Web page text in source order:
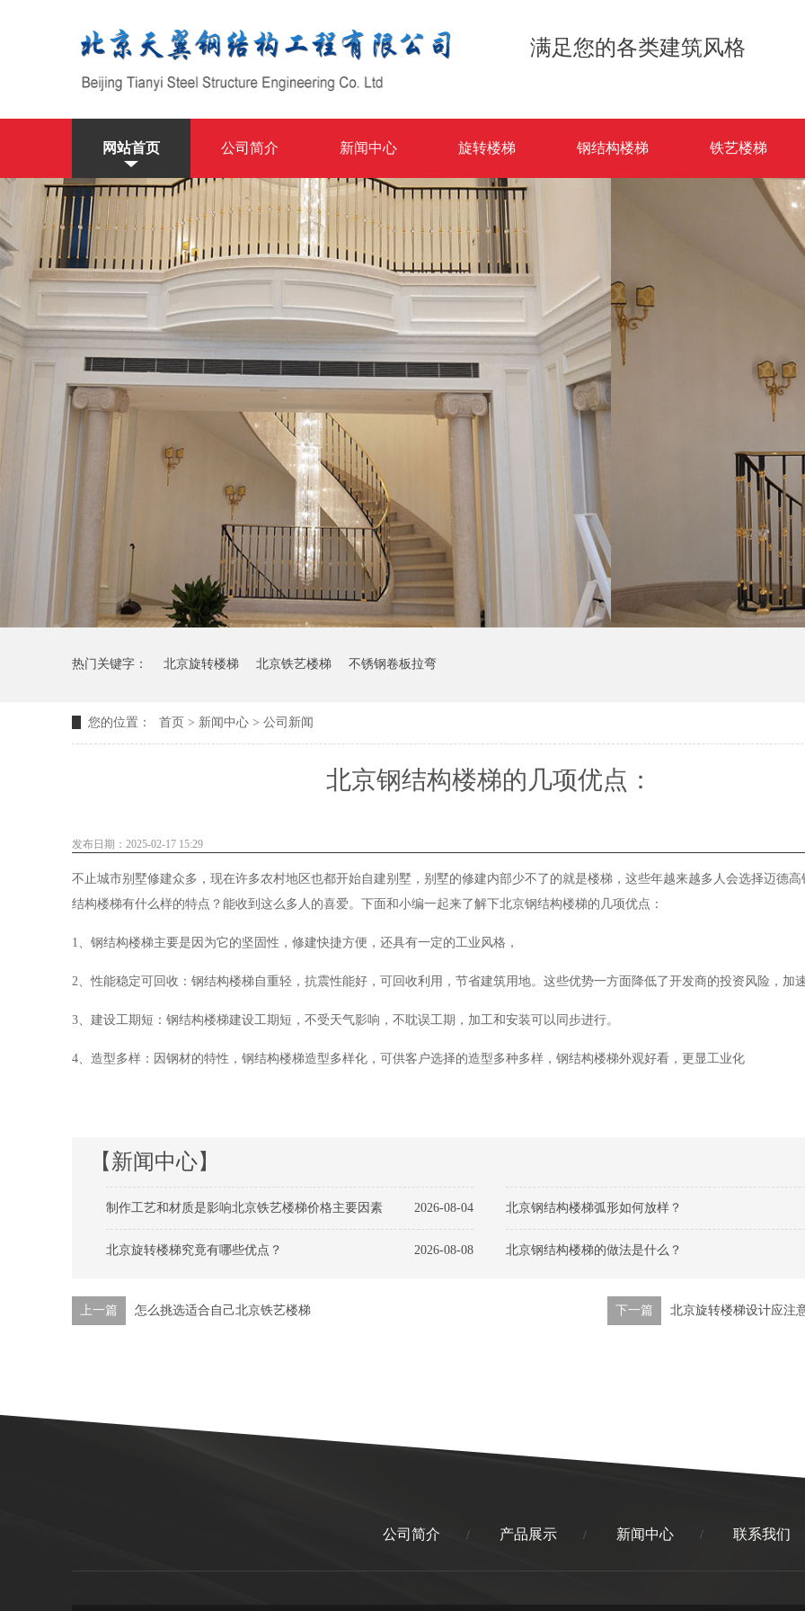
满足您的各类建筑风格
网站首页 公司简介 新闻中心 旋转楼梯 钢结构楼梯 铁艺楼梯
热门关键字： 北京旋转楼梯 北京铁艺楼梯 不锈钢卷板拉弯
您的位置： 首页 > 新闻中心 > 公司新闻
北京钢结构楼梯的几项优点：
发布日期：2025-02-17 15:29
不止城市别墅修建众多，现在许多农村地区也都开始自建别墅，别墅的修建内部少不了的就是楼梯，这些年越来越多人会选择迈德
结构楼梯有什么样的特点？能收到这么多人的喜爱。下面和小编一起来了解下北京钢结构楼梯的几项优点：
1、钢结构楼梯主要是因为它的坚固性，修建快捷方便，还具有一定的工业风格，
2、性能稳定可回收：钢结构楼梯自重轻，抗震性能好，可回收利用，节省建筑用地。这些优势一方面降低了开发商的投资风险，加
3、建设工期短：钢结构楼梯建设工期短，不受天气影响，不耽误工期，加工和安装可以同步进行。
4、造型多样：因钢材的特性，钢结构楼梯造型多样化，可供客户选择的造型多种多样，钢结构楼梯外观好看，更显工业化
【新闻中心】
2026-08-04
制作工艺和材质是影响北京铁艺楼梯价格主要因素 北京钢结构楼梯弧形如何放样？
2026-08-08
北京旋转楼梯究竟有哪些优点？ 北京钢结构楼梯的做法是什么？
上一篇 怎么挑选适合自己北京铁艺楼梯 下一篇 北京旋转楼梯设计应注
公司简介 / 产品展示 / 新闻中心 / 联系我们